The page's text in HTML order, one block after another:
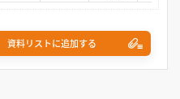
資料リストに追加する